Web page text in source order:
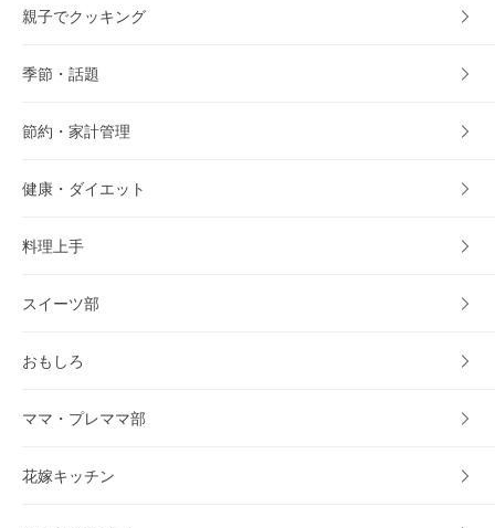
親子でクッキング
季節・話題
節約・家計管理
健康・ダイエット
料理上手
スイーツ部
おもしろ
ママ・プレママ部
花嫁キッチン